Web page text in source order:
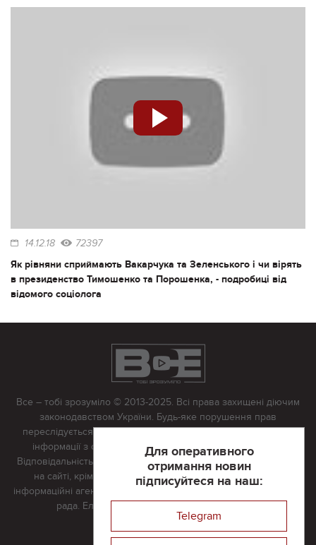
14.12.18 72397
Як рівняни сприймають Вакарчука та Зеленського і чи вірять
в президенство Тимошенко та Порошенка, - подробиці від
відомого соціолога
Для оперативного
отримання новин
підписуйтеся на наш:
Telegram
Все – тобі зрозуміло © 2013-2025. Всі права захищені діючим
законодавством України. Будь-яке порушення прав
переслідується в судовому порядку. Будь-яке відтворення
інформації з сайту тільки з письмово дозволу редакції.
Відповідальність за достовірність усіх матеріалів, розміщених
на сайті, крім матеріалів, які містять посилання на інші
інформаційні агентства або інтернет-видання, несе редакційна
рада. Електронна пошта:
Реклама на сайті